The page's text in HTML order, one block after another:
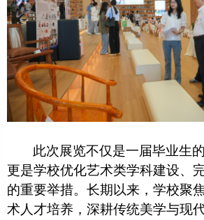
此次展览不仅是一届毕业生
更是学校优化艺术类学科建设、
的重要举措。长期以来，学校聚
术人才培养，深耕传统美学与现